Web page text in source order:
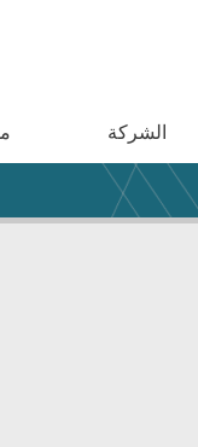
الشركة